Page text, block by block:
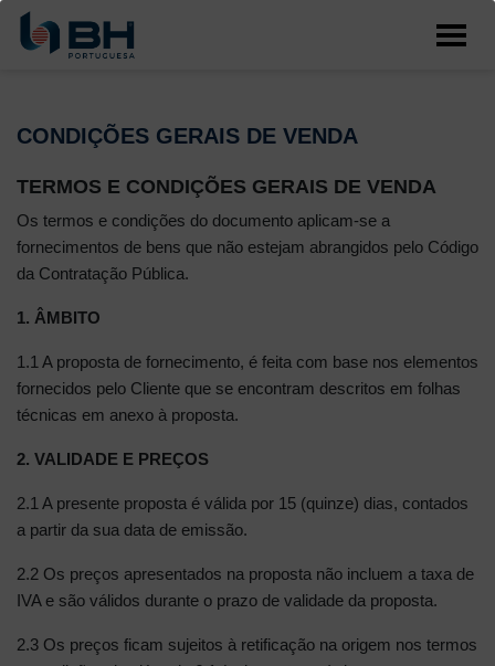
CONDIÇÕES GERAIS DE VENDA
TERMOS E CONDIÇÕES GERAIS DE VENDA
Os termos e condições do documento aplicam-se a
fornecimentos de bens que não estejam abrangidos pelo Código
da Contratação Pública.
1. ÂMBITO
1.1 A proposta de fornecimento, é feita com base nos elementos
fornecidos pelo Cliente que se encontram descritos em folhas
técnicas em anexo à proposta.
2. VALIDADE E PREÇOS
2.1 A presente proposta é válida por 15 (quinze) dias, contados
a partir da sua data de emissão.
2.2 Os preços apresentados na proposta não incluem a taxa de
IVA e são válidos durante o prazo de validade da proposta.
2.3 Os preços ficam sujeitos à retificação na origem nos termos